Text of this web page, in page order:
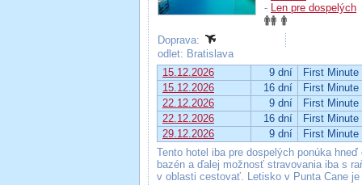
- Len pre dospelých
Doprava:
odlet: Bratislava
15.12.2026
9 dní
First Minute
15.12.2026
16 dní
First Minute
22.12.2026
9 dní
First Minute
22.12.2026
16 dní
First Minute
29.12.2026
9 dní
First Minute
Tento hotel iba pre dospelých ponúka
bazén a ďalej možnosť stravovania iba s
v oblasti cestovať. Letisko v Punta Cane